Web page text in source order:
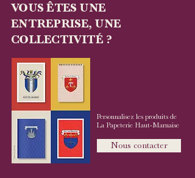
VOUS ÊTES UNE
ENTREPRISE, UNE
COLLECTIVITÉ ?
Personnalisez les produits de
La Papeterie Haut-Marnaise​
Nous contacter